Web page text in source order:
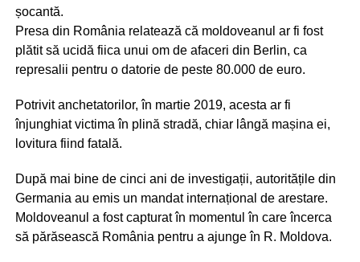
șocantă.
Presa din România relatează că moldoveanul ar fi fost
plătit să ucidă fiica unui om de afaceri din Berlin, ca
represalii pentru o datorie de peste 80.000 de euro.
Potrivit anchetatorilor, în martie 2019, acesta ar fi
înjunghiat victima în plină stradă, chiar lângă mașina ei,
lovitura fiind fatală.
După mai bine de cinci ani de investigații, autoritățile din
Germania au emis un mandat internațional de arestare.
Moldoveanul a fost capturat în momentul în care încerca
să părăsească România pentru a ajunge în R. Moldova.